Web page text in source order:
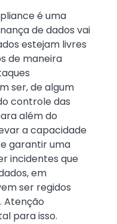
é uma
de dados vai
estejam livres
de maneira
ser, de algum
controle das
além do
a capacidade
garantir uma
incidentes que
em
ser regidos
Atenção
para isso.